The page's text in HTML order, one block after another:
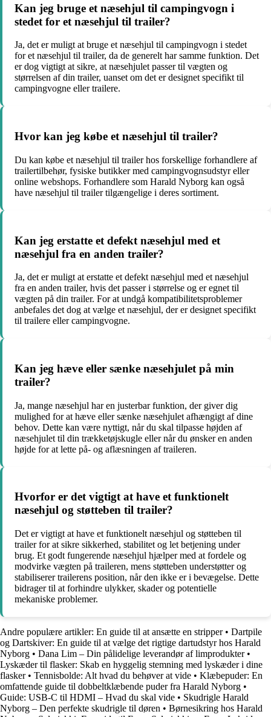
Kan jeg bruge et næsehjul til campingvogn i
stedet for et næsehjul til trailer?
Ja, det er muligt at bruge et næsehjul til campingvogn i stedet
for et næsehjul til trailer, da de generelt har samme funktion. Det
er dog vigtigt at sikre, at næsehjulet passer til vægten og
størrelsen af din trailer, uanset om det er designet specifikt til
campingvogne eller trailere.
Hvor kan jeg købe et næsehjul til trailer?
Du kan købe et næsehjul til trailer hos forskellige forhandlere af
trailertilbehør, fysiske butikker med campingvognsudstyr eller
online webshops. Forhandlere som Harald Nyborg kan også
have næsehjul til trailer tilgængelige i deres sortiment.
Kan jeg erstatte et defekt næsehjul med et
næsehjul fra en anden trailer?
Ja, det er muligt at erstatte et defekt næsehjul med et næsehjul
fra en anden trailer, hvis det passer i størrelse og er egnet til
vægten på din trailer. For at undgå kompatibilitetsproblemer
anbefales det dog at vælge et næsehjul, der er designet specifikt
til trailere eller campingvogne.
Kan jeg hæve eller sænke næsehjulet på min
trailer?
Ja, mange næsehjul har en justerbar funktion, der giver dig
mulighed for at hæve eller sænke næsehjulet afhængigt af dine
behov. Dette kan være nyttigt, når du skal tilpasse højden af
næsehjulet til din trækketøjskugle eller når du ønsker en anden
højde for at lette på- og aflæsningen af traileren.
Hvorfor er det vigtigt at have et funktionelt
næsehjul og støtteben til trailer?
Det er vigtigt at have et funktionelt næsehjul og støtteben til
trailer for at sikre sikkerhed, stabilitet og let betjening under
brug. Et godt fungerende næsehjul hjælper med at fordele og
modvirke vægten på traileren, mens støtteben understøtter og
stabiliserer trailerens position, når den ikke er i bevægelse. Dette
bidrager til at forhindre ulykker, skader og potentielle
mekaniske problemer.
Andre populære artikler: En guide til at ansætte en stripper• Dartpile
og Dartskiver: En guide til at vælge det rigtige dartudstyr hos Harald
Nyborg • Dana Lim – Din pålidelige leverandør af limprodukter•
Lyskæder til flasker: Skab en hyggelig stemning med lyskæder i dine
flasker• Tennisbolde: Alt hvad du behøver at vide • Klæbepuder: En
omfattende guide til dobbeltklæbende puder fra Harald Nyborg •
Guide: USB-C til HDMI – Hvad du skal vide • Skudrigle Harald
Nyborg – Den perfekte skudrigle til døren • Børnesikring hos Harald